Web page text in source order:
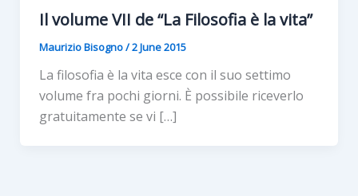
Il volume VII de “La Filosofia è la vita”
Maurizio Bisogno/2 June 2015
La filosofia è la vita esce con il suo settimo
volume fra pochi giorni. È possibile riceverlo
gratuitamente se vi […]